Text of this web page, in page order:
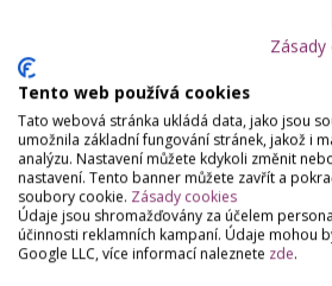
Svatební salon Bella
Gočárova Třída 513,
Líbí se Vám některý z
telefonicky termín
Vámi vybrané šaty budou
Svatební salon
Tento web používá cookies
Tato webová stránka ukládá data, jako jsou
umožnila základní fungování stránek, jakož i
analýzu. Nastavení můžete kdykoli změnit
nastavení. Tento banner můžete zavřít a
soubory cookie. Zásady cookies
Údaje jsou shromažďovány za účelem
účinnosti reklamních kampaní. Údaje mohou
Google LLC, více informací naleznete zde.